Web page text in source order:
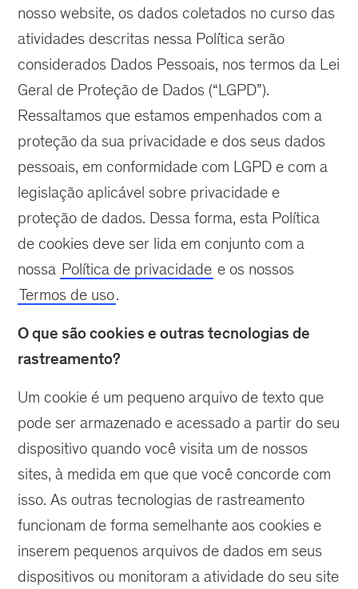
nosso website, os dados coletados no curso das
atividades descritas nessa Política serão
considerados Dados Pessoais, nos termos da Lei
Geral de Proteção de Dados (“LGPD”).
Ressaltamos que estamos empenhados com a
proteção da sua privacidade e dos seus dados
pessoais, em conformidade com LGPD e com a
legislação aplicável sobre privacidade e
proteção de dados. Dessa forma, esta Política
de cookies deve ser lida em conjunto com a
nossa Política de privacidade e os nossos
Termos de uso.
O que são cookies e outras tecnologias de
rastreamento?
Um cookie é um pequeno arquivo de texto que
pode ser armazenado e acessado a partir do seu
dispositivo quando você visita um de nossos
sites, à medida em que que você concorde com
isso. As outras tecnologias de rastreamento
funcionam de forma semelhante aos cookies e
inserem pequenos arquivos de dados em seus
dispositivos ou monitoram a atividade do seu site